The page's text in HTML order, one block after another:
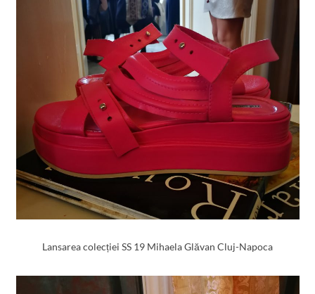
Lansarea colecției SS 19 Mihaela Glăvan Cluj-Napoca